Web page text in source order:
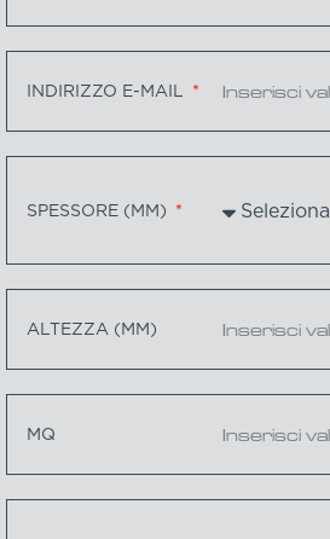
INDIRIZZO E-MAIL
SPESSORE (MM)
ALTEZZA (MM)
MQ